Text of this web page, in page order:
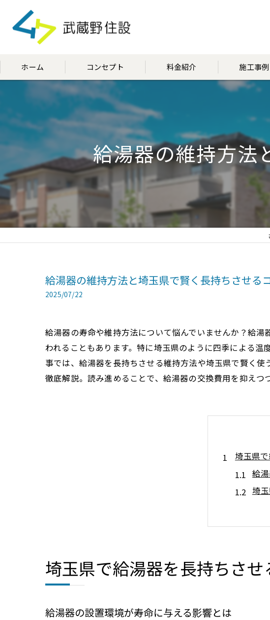
ホーム コンセプト
代表挨拶
料金紹介 施工事例
給湯器の維持方法
給湯器の維持方法と埼玉県で賢く長持ちさせる
2025/07/22
給湯器の寿命や維持方法について悩んでいませんか？給
われることもあります。特に埼玉県のように四季による
事では、給湯器を長持ちさせる維持方法や埼玉県で賢く
徹底解説。読み進めることで、給湯器の交換費用を抑えつ
埼玉県
給
埼
日
給
正
給湯器
埼玉県で給湯器を長持ちさせ
給湯器の設置環境が寿命に与える影響とは